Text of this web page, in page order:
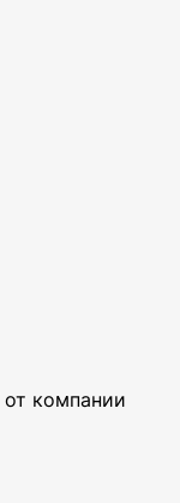
от компании